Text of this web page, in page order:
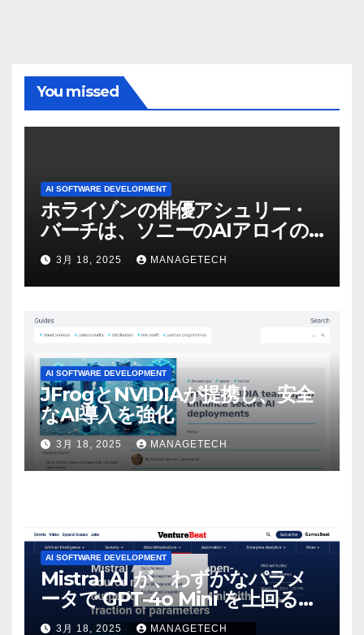
You missed
AI SOFTWARE DEVELOPMENT
ホライゾンの俳優アシュリー・
バーチは、ソニーのAIアロイの
ビデオを見て「ゲームパフォー
マンスという芸術形式に不安を
感じた」と語る – IGN
3月 18, 2025 MANAGETECH
AI SOFTWARE DEVELOPMENT
JFrogとNVIDIAが提携し、安全
なAI導入を強化
3月 18, 2025 MANAGETECH
AI SOFTWARE DEVELOPMENT
Mistral AI が、わずかなパラメ
ータで GPT-4o Mini を上回る新
しいオープンソース モデルをリ
3月 18, 2025 MANAGETECH